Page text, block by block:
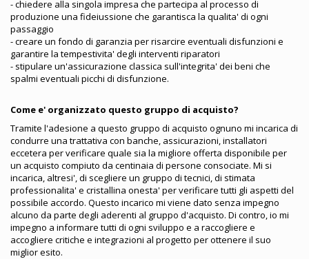
- chiedere alla singola impresa che partecipa al processo di
produzione una fideiussione che garantisca la qualita' di ogni
passaggio
- creare un fondo di garanzia per risarcire eventuali disfunzioni e
garantire la tempestivita' degli interventi riparatori
- stipulare un'assicurazione classica sull'integrita' dei beni che
spalmi eventuali picchi di disfunzione.
Come e' organizzato questo gruppo di acquisto?
Tramite l'adesione a questo gruppo di acquisto ognuno mi incarica di
condurre una trattativa con banche, assicurazioni, installatori
eccetera per verificare quale sia la migliore offerta disponibile per
un acquisto compiuto da centinaia di persone consociate. Mi si
incarica, altresi', di scegliere un gruppo di tecnici, di stimata
professionalita' e cristallina onesta' per verificare tutti gli aspetti del
possibile accordo. Questo incarico mi viene dato senza impegno
alcuno da parte degli aderenti al gruppo d'acquisto. Di contro, io mi
impegno a informare tutti di ogni sviluppo e a raccogliere e
accogliere critiche e integrazioni al progetto per ottenere il suo
miglior esito.